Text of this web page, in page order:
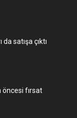
satışa çıktı
öncesi fırsat